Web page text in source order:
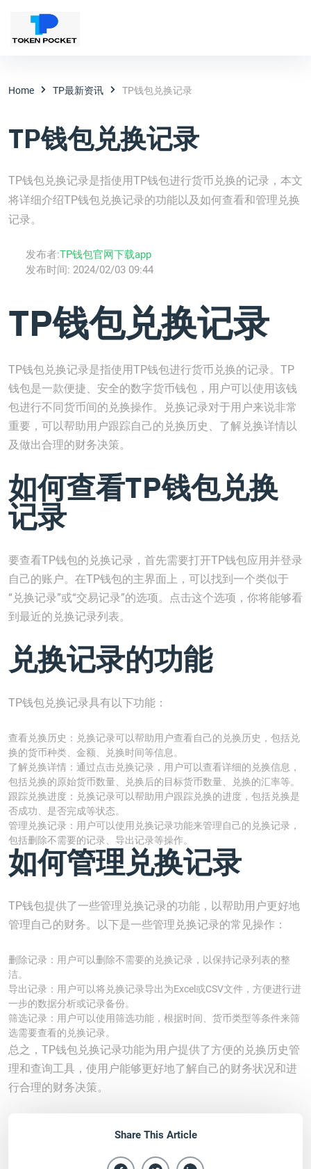
Home TP最新资讯 TP钱包兑换记录
TP钱包兑换记录
TP钱包兑换记录是指使用TP钱包进行货币兑换的记录，本文
将详细介绍TP钱包兑换记录的功能以及如何查看和管理兑换
记录。
发布者:TP钱包官网下载app
发布时间: 2024/02/03 09:44
TP钱包兑换记录
TP钱包兑换记录是指使用TP钱包进行货币兑换的记录。TP
钱包是一款便捷、安全的数字货币钱包，用户可以使用该钱
包进行不同货币间的兑换操作。兑换记录对于用户来说非常
重要，可以帮助用户跟踪自己的兑换历史、了解兑换详情以
及做出合理的财务决策。
如何查看TP钱包兑换
记录
要查看TP钱包的兑换记录，首先需要打开TP钱包应用并登录
自己的账户。在TP钱包的主界面上，可以找到一个类似于
“兑换记录”或“交易记录”的选项。点击这个选项，你将能够看
到最近的兑换记录列表。
兑换记录的功能
TP钱包兑换记录具有以下功能：
查看兑换历史：兑换记录可以帮助用户查看自己的兑换历史，包括兑
换的货币种类、金额、兑换时间等信息。
了解兑换详情：通过点击兑换记录，用户可以查看详细的兑换信息，
包括兑换的原始货币数量、兑换后的目标货币数量、兑换的汇率等。
跟踪兑换进度：兑换记录可以帮助用户跟踪兑换的进度，包括兑换是
否成功、是否完成等状态。
管理兑换记录：用户可以使用兑换记录功能来管理自己的兑换记录，
包括删除不需要的记录、导出记录等操作。
如何管理兑换记录
TP钱包提供了一些管理兑换记录的功能，以帮助用户更好地
管理自己的财务。以下是一些管理兑换记录的常见操作：
删除记录：用户可以删除不需要的兑换记录，以保持记录列表的整
洁。
导出记录：用户可以将兑换记录导出为Excel或CSV文件，方便进行进
一步的数据分析或记录备份。
筛选记录：用户可以使用筛选功能，根据时间、货币类型等条件来筛
选需要查看的兑换记录。
总之，TP钱包兑换记录功能为用户提供了方便的兑换历史管
理和查询工具，使用户能够更好地了解自己的财务状况和进
行合理的财务决策。
Share This Article